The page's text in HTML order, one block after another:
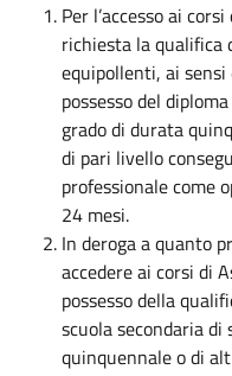
Per l’accesso ai
richiesta la
equipollenti, ai
possesso del
grado di durata
di pari livello
professionale come
24 mesi.
In deroga a quanto
accedere ai corsi di
possesso della
scuola secondaria di
quinquennale o di